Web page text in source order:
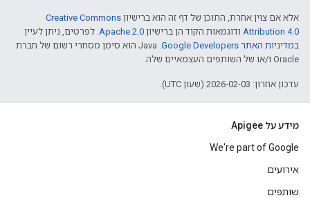
אלא אם צוין אחרת, התוכן של דף זה הוא ברישיון Creative Commons
Attribution 4.0 ודוגמאות הקוד הן ברישיון Apache 2.0. לפרטים, ניתן לעיין
במדיניות האתר Google Developers‏
.‏ Java הוא סימן מסחרי רשום של חברת
Oracle ו/או של השותפים העצמאיים שלה.
עדכון אחרון: 2026-02-03 (שעון UTC).
מידע על Apigee
We're part of Google
אירועים
שותפים